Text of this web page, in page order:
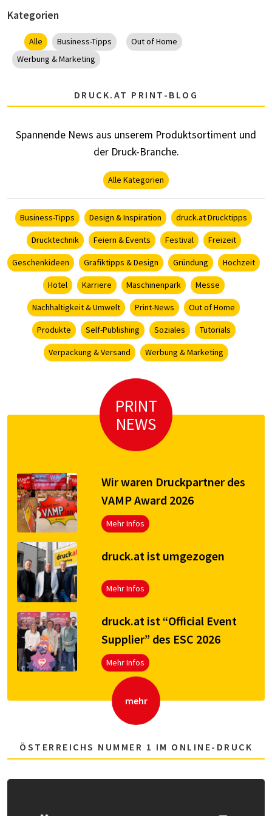
Kategorien
Alle Business-Tipps
Out of Home
Werbung & Marketing
DRUCK.AT PRINT-BLOG
Spannende News aus unserem Produktsortiment und
der Druck-Branche.
Alle Kategorien
Business-Tipps Design & Inspiration druck.at Drucktipps
Drucktechnik Feiern & Events Festival Freizeit
Geschenkideen Grafiktipps & Design Gründung Hochzeit
Hotel Karriere Maschinenpark Messe
Nachhaltigkeit & Umwelt Print-News Out of Home
Produkte Self-Publishing Soziales Tutorials
Verpackung & Versand Werbung & Marketing
PRINT
NEWS
Wir waren Druckpartner des
VAMP Award 2026
Mehr Infos
druck.at ist umgezogen
Mehr Infos
druck.at ist “Official Event
Supplier” des ESC 2026
Mehr Infos
mehr
ÖSTERREICHS NUMMER 1 IM ONLINE-DRUCK